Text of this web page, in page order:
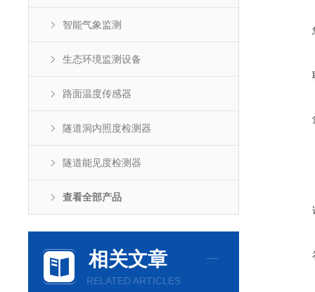
智能气象监测
生态环境监测设备
路面温度传感器
隧道洞内照度检测器
隧道能见度检测器
查看全部产品
相关文章
RELATED ARTICLES